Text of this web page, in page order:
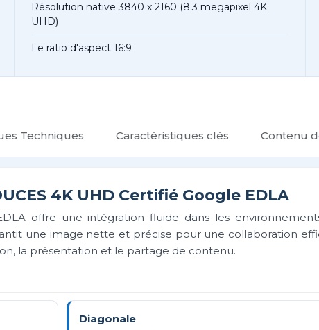
Résolution native 3840 x 2160 (8.3 megapixel 4K
UHD)
Le ratio d'aspect 16:9
Techniques Caractéristiques clés Contenu
4K UHD Certifié Google EDLA
offre une intégration fluide dans les
une image nette et précise pour une collaboration
la présentation et le partage de contenu.
Diagonale